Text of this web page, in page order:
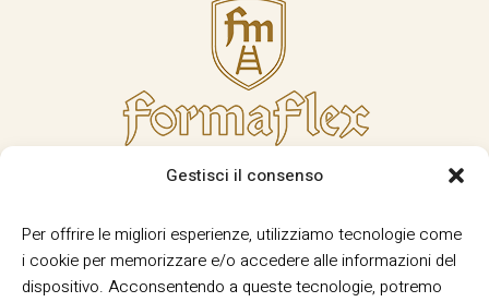
Gestisci il consenso
Per offrire le migliori esperienze, utilizziamo tecnologie come
i cookie per memorizzare e/o accedere alle informazioni del
dispositivo. Acconsentendo a queste tecnologie, potremo